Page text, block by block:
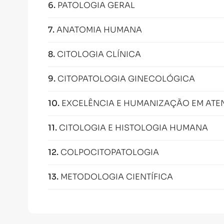
6. PATOLOGIA GERAL
7.ANATOMIA HUMANA
8. CITOLOGIA CLÍNICA
9. CITOPATOLOGIA GINECOLÓGICA
10. EXCELÊNCIA E HUMANIZAÇÃO EM
11. CITOLOGIA E HISTOLOGIA HUMANA
12. COLPOCITOPATOLOGIA
13. METODOLOGIA CIENTÍFICA